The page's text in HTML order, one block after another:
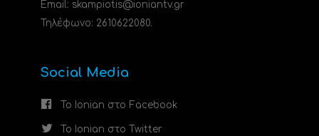
Email: skampiotis@ioniantv.gr
Τηλέφωνο: 2610622080.
Social Media
Το Ionian στο Facebook
Το Ionian στο Twitter